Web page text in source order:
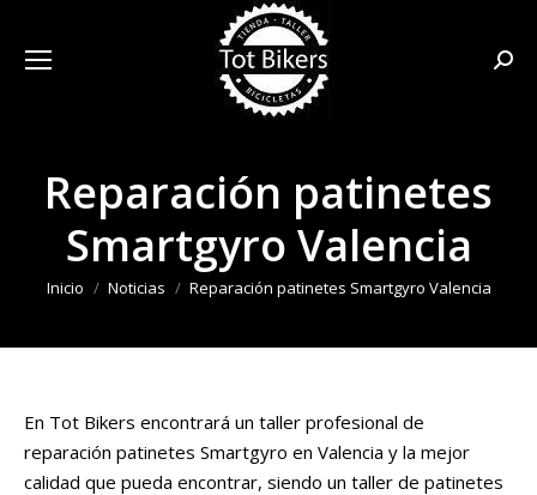
Reparación patinetes
Smartgyro Valencia
Estás aquí:
Inicio Noticias Reparación patinetes Smartgyro Valencia
En Tot Bikers encontrará un taller profesional de
reparación patinetes Smartgyro en Valencia y la mejor
calidad que pueda encontrar, siendo un taller de patinetes